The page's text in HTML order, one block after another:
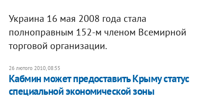
Украина 16 мая 2008 года стала
полноправным 152-м членом Всемирной
торговой организации.
26 лютого 2010, 08:55
Кабмин может предоставить Крыму статус
специальной экономической зоны